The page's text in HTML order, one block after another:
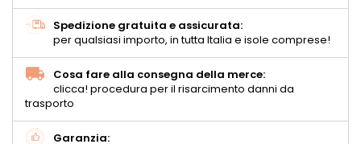
Spedizione gratuita e assicurata:
per qualsiasi importo, in tutta Italia e isole comprese!
Cosa fare alla consegna della merce:
clicca! procedura per il risarcimento danni da
trasporto
Garanzia: